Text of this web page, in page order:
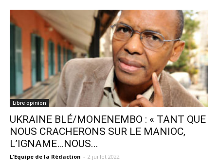
Libre opinion
UKRAINE BLÉ/MONENEMBO : « TANT QUE
NOUS CRACHERONS SUR LE MANIOC,
L’IGNAME…NOUS...
L'Equipe de la Rédaction - 2 juillet 2022